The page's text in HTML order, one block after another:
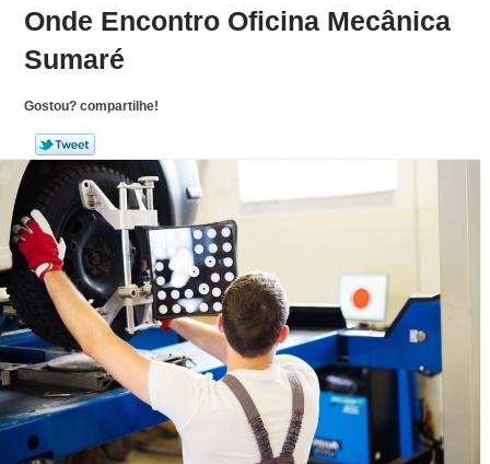
Onde Encontro Oficina Mecânica
Sumaré
Gostou? compartilhe!